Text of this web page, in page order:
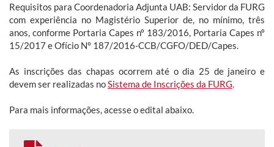
Requisitos para Coordenadoria Adjunta UAB: Servidor da FURG
com experiência no Magistério Superior de, no mínimo, três
anos, conforme Portaria Capes nº 183/2016, Portaria Capes nº
15/2017 e Ofício Nº 187/2016-CCB/CGFO/DED/Capes.
As inscrições das chapas ocorrem até o dia 25 de janeiro e
devem ser realizadas no Sistema de Inscrições da FURG
Para mais informações, acesse o edital abaixo.